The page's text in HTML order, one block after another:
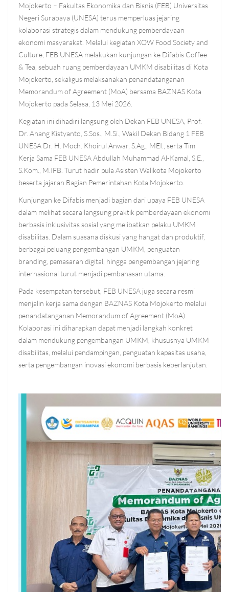
Mojokerto – Fakultas Ekonomika dan Bisnis (FEB) Universitas
Negeri Surabaya (UNESA) terus memperluas jejaring
kolaborasi strategis dalam mendukung pemberdayaan
ekonomi masyarakat. Melalui kegiatan XOW Food Society and
Culture, FEB UNESA melakukan kunjungan ke Difabis Coffee
& Tea, sebuah ruang pemberdayaan UMKM disabilitas di Kota
Mojokerto, sekaligus melaksanakan penandatanganan
Memorandum of Agreement (MoA) bersama BAZNAS Kota
Mojokerto pada Selasa, 13 Mei 2026.
Kegiatan ini dihadiri langsung oleh Dekan FEB UNESA, Prof.
Dr. Anang Kistyanto, S.Sos., M.Si., Wakil Dekan Bidang 1 FEB
UNESA Dr. H. Moch. Khoirul Anwar, S.Ag., MEI., serta Tim
Kerja Sama FEB UNESA Abdullah Muhammad Al-Kamal, S.E.,
S.Kom., M.IFB. Turut hadir pula Asisten Walikota Mojokerto
beserta jajaran Bagian Pemerintahan Kota Mojokerto.
Kunjungan ke Difabis menjadi bagian dari upaya FEB UNESA
dalam melihat secara langsung praktik pemberdayaan ekonomi
berbasis inklusivitas sosial yang melibatkan pelaku UMKM
disabilitas. Dalam suasana diskusi yang hangat dan produktif,
berbagai peluang pengembangan UMKM, penguatan
branding, pemasaran digital, hingga pengembangan jejaring
internasional turut menjadi pembahasan utama.
Pada kesempatan tersebut, FEB UNESA juga secara resmi
menjalin kerja sama dengan BAZNAS Kota Mojokerto melalui
penandatanganan Memorandum of Agreement (MoA).
Kolaborasi ini diharapkan dapat menjadi langkah konkret
dalam mendukung pengembangan UMKM, khususnya UMKM
disabilitas, melalui pendampingan, penguatan kapasitas usaha,
serta pengembangan inovasi ekonomi berbasis keberlanjutan.